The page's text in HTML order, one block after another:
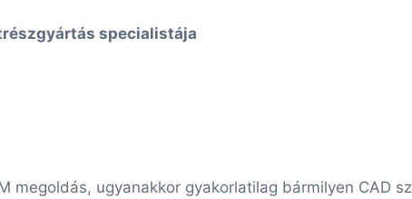
specialistája
megoldás, ugyanakkor gyakorlatilag bármilyen CAD